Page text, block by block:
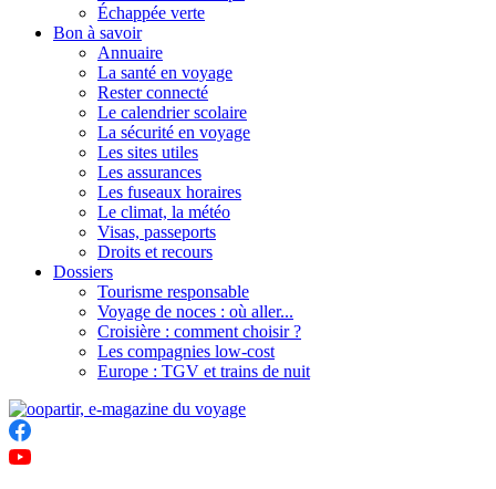
Échappée verte
Bon à savoir
Annuaire
La santé en voyage
Rester connecté
Le calendrier scolaire
La sécurité en voyage
Les sites utiles
Les assurances
Les fuseaux horaires
Le climat, la météo
Visas, passeports
Droits et recours
Dossiers
Tourisme responsable
Voyage de noces : où aller...
Croisière : comment choisir ?
Les compagnies low-cost
Europe : TGV et trains de nuit